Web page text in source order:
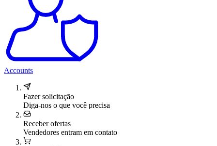
Accounts
Fazer solicitação
Diga-nos o que você precisa
Receber ofertas
Vendedores entram em contato